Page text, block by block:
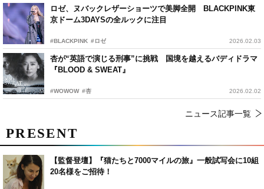
ロゼ、ヌバックレザーショーツで美脚全開 BLACKPINK東
京ドーム3DAYSの全ルックに注目
#BLACKPINK #ロゼ 2026.02.03
杏が“英語で演じる刑事”に挑戦 国境を越えるバディドラマ
『BLOOD & SWEAT』
#WOWOW #杏 2026.02.02
ニュース記事一覧
PRESENT
【監督登壇】『猫たちと7000マイルの旅』一般試写会に10組
20名様をご招待！